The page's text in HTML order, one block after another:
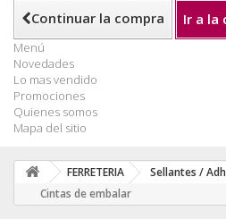
Continuar la compra Ir a la
Menú
Novedades
Lo mas vendido
Promociones
Quienes somos
Mapa del sitio
FERRETERIA
Sellantes /
Cintas de embalar